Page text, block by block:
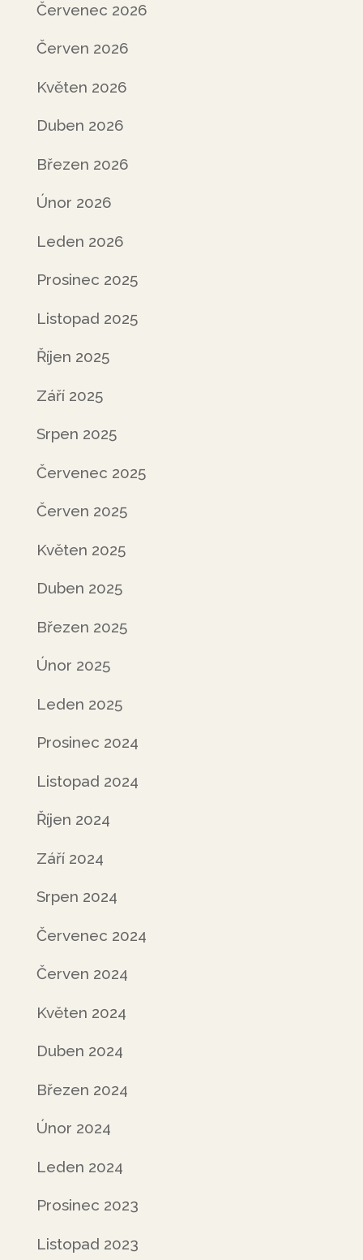
Červenec 2026
Červen 2026
Květen 2026
Duben 2026
Březen 2026
Únor 2026
Leden 2026
Prosinec 2025
Listopad 2025
Říjen 2025
Září 2025
Srpen 2025
Červenec 2025
Červen 2025
Květen 2025
Duben 2025
Březen 2025
Únor 2025
Leden 2025
Prosinec 2024
Listopad 2024
Říjen 2024
Září 2024
Srpen 2024
Červenec 2024
Červen 2024
Květen 2024
Duben 2024
Březen 2024
Únor 2024
Leden 2024
Prosinec 2023
Listopad 2023